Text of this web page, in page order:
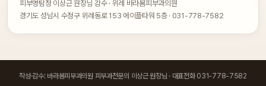
피부명탐정 이상근 원장님 감수 · 위례 바라봄피부과의원
경기도 성남시 수정구 위례동로 153 에이플타워 5층 · 031-778-7582
작성·감수: 바라봄피부과의원 피부과전문의 이상근 원장님 · 대표전화 031-778-7582